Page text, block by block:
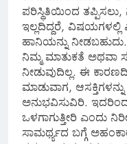
ಪರಿಸ್ಥಿತಿಯಿಂದ ತಪ್ಪಿಸಲು,
ಇಲ್ಲದಿದ್ದರೆ,
ಹಾನಿಯನ್ನು
ನಿಮ್ಮ ಮಾತುಕತೆ ಅಥವಾ
ನೀಡುವುದಿಲ್ಲ. ಈ
ಮಾಡುವಾಗ,
ಅನುಭವಿಸುವಿರಿ.
ಒಳಗಾಗುತ್ತೀರಿ ಎಂದು
ಸಾಮರ್ಥ್ಯದ ಬಗ್ಗೆ